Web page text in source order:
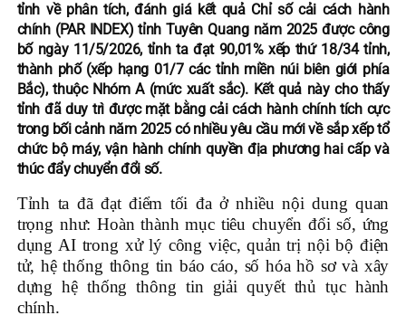
tỉnh về phân tích, đánh giá kết quả Chỉ số cải cách hành
chính (PAR INDEX) tỉnh Tuyên Quang năm 2025 được công
bố ngày 11/5/2026, tỉnh ta đạt 90,01% xếp thứ 18/34 tỉnh,
thành phố (xếp hạng 01/7 các tỉnh miền núi biên giới phía
Bắc), thuộc Nhóm A (mức xuất sắc). Kết quả này cho thấy
tỉnh đã duy trì được mặt bằng cải cách hành chính tích cực
trong bối cảnh năm 2025 có nhiều yêu cầu mới về sắp xếp tổ
chức bộ máy, vận hành chính quyền địa phương hai cấp và
thúc đẩy chuyển đổi số.
Tỉnh ta đã đạt điểm tối đa ở nhiều nội dung quan
trọng như: Hoàn thành mục tiêu chuyển đổi số, ứng
dụng AI trong xử lý công việc, quản trị nội bộ điện
tử, hệ thống thông tin báo cáo, số hóa hồ sơ và xây
dựng hệ thống thông tin giải quyết thủ tục hành
chính.